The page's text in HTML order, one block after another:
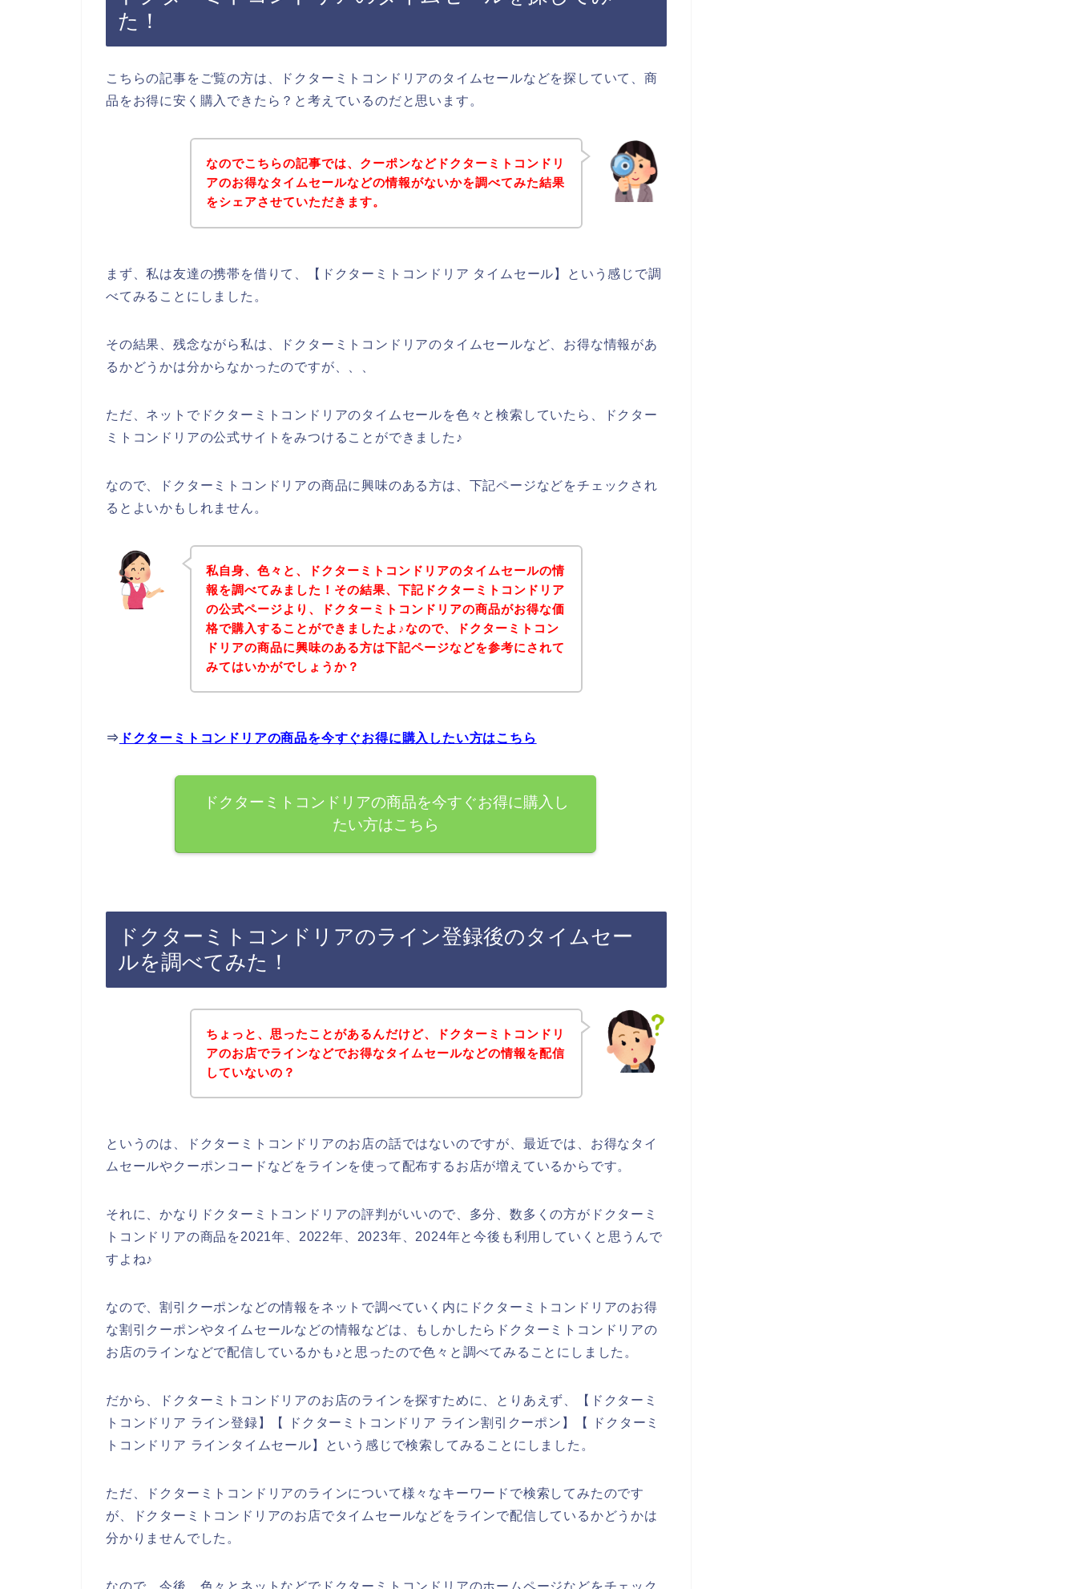
た！
こちらの記事をご覧の方は、ドクターミトコンドリアのタイムセールなどを探していて、商
品をお得に安く購入できたら？と考えているのだと思います。
なのでこちらの記事では、クーポンなどドクターミトコンドリ
アのお得なタイムセールなどの情報がないかを調べてみた結果
をシェアさせていただきます。
まず、私は友達の携帯を借りて、【ドクターミトコンドリア タイムセール】という感じで調
べてみることにしました。
その結果、残念ながら私は、ドクターミトコンドリアのタイムセールなど、お得な情報があ
るかどうかは分からなかったのですが、、、
ただ、ネットでドクターミトコンドリアのタイムセールを色々と検索していたら、ドクター
ミトコンドリアの公式サイトをみつけることができました♪
なので、ドクターミトコンドリアの商品に興味のある方は、下記ページなどをチェックされ
るとよいかもしれません。
私自身、色々と、ドクターミトコンドリアのタイムセールの情
報を調べてみました！その結果、下記ドクターミトコンドリア
の公式ページより、ドクターミトコンドリアの商品がお得な価
格で購入することができましたよ♪なので、ドクターミトコン
ドリアの商品に興味のある方は下記ページなどを参考にされて
みてはいかがでしょうか？
⇒ ドクターミトコンドリアの商品を今すぐお得に購入したい方はこちら
ドクターミトコンドリアの商品を今すぐお得に購入し
たい方はこちら
ドクターミトコンドリアのライン登録後のタイムセー
ルを調べてみた！
ちょっと、思ったことがあるんだけど、ドクターミトコンドリ
アのお店でラインなどでお得なタイムセールなどの情報を配信
していないの？
というのは、ドクターミトコンドリアのお店の話ではないのですが、最近では、お得なタイ
ムセールやクーポンコードなどをラインを使って配布するお店が増えているからです。
それに、かなりドクターミトコンドリアの評判がいいので、多分、数多くの方がドクターミ
トコンドリアの商品を2021年、2022年、2023年、2024年と今後も利用していくと思うんで
すよね♪
なので、割引クーポンなどの情報をネットで調べていく内にドクターミトコンドリアのお得
な割引クーポンやタイムセールなどの情報などは、もしかしたらドクターミトコンドリアの
お店のラインなどで配信しているかも♪と思ったので色々と調べてみることにしました。
だから、ドクターミトコンドリアのお店のラインを探すために、とりあえず、【ドクターミ
トコンドリア ライン登録】【 ドクターミトコンドリア ライン割引クーポン】【 ドクターミ
トコンドリア ラインタイムセール】という感じで検索してみることにしました。
ただ、ドクターミトコンドリアのラインについて様々なキーワードで検索してみたのです
が、ドクターミトコンドリアのお店でタイムセールなどをラインで配信しているかどうかは
分かりませんでした。